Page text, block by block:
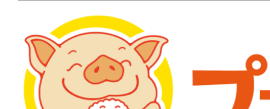
プーさんの満腹日記 |
豊中・箕面)のランチ＆
化してます。